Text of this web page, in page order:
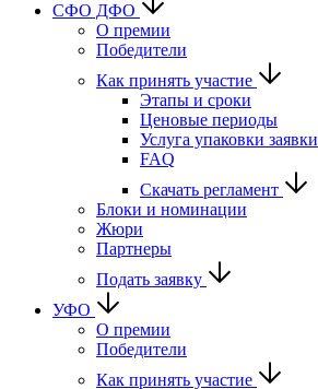
CФО ДФО
О премии
Победители
Как принять участие
Этапы и сроки
Ценовые периоды
Услуга упаковки заявки
FAQ
Скачать регламент
Блоки и номинации
Жюри
Партнеры
Подать заявку
УФО
О премии
Победители
Как принять участие